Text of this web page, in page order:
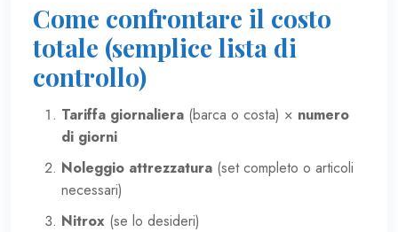
Come confrontare il costo
totale (semplice lista di
controllo)
Tariffa giornaliera (barca o costa) × numero
di giorni
Noleggio attrezzatura (set completo o articoli
necessari)
Nitrox (se lo desideri)